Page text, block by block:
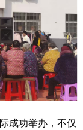
成功举办，不仅